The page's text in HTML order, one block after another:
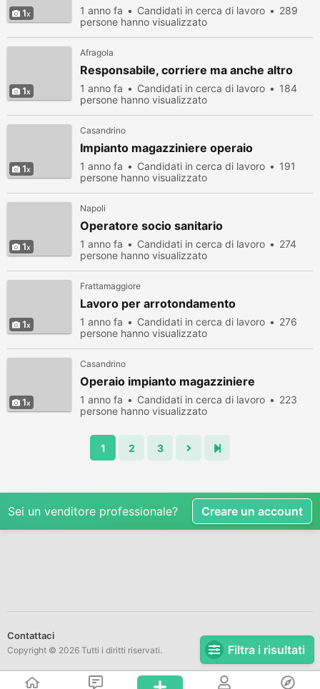
Filtra i risultati
1 1 anno fa Candidati in cerca di lavoro
289
persone hanno visualizzato
1
Afragola
Responsabile, corriere ma anche altro
1 anno fa Candidati in cerca di lavoro
184
persone hanno visualizzato
1
Casandrino
Impianto magazziniere operaio
1 anno fa Candidati in cerca di lavoro
191
persone hanno visualizzato
1
Napoli
Operatore socio sanitario
1 anno fa Candidati in cerca di lavoro
274
persone hanno visualizzato
1
Frattamaggiore
Lavoro per arrotondamento
1 anno fa Candidati in cerca di lavoro
276
persone hanno visualizzato
1
Casandrino
Operaio impianto magazziniere
1 anno fa Candidati in cerca di lavoro
223
persone hanno visualizzato
1 2 3
Sei un venditore professionale? Creare un account
Contattaci
Copyright © 2026 Tutti i diritti riservati.